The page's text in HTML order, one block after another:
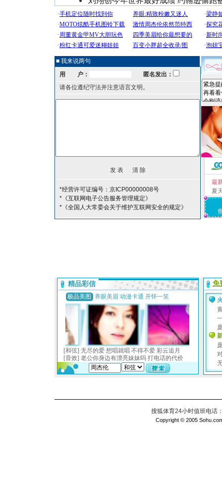
■ 我来说两句
用 户：
匿名发出：
请各位遵纪守法并注意语言文明。
*经营许可证编号：京ICP00000008号
*《互联网电子公告服务管理规定》
*《全国人大常委会关于维护互联网安全的规定》
最
夏
搜狐体育24小时值班电话
Copyright © 2005